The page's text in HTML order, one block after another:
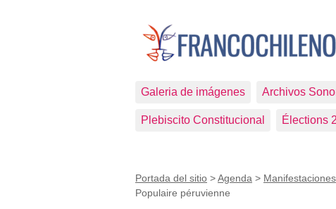
Galeria de imágenes Archivos
Plebiscito Constitucional Élections
Portada del sitio >Agenda >
Populaire péruvienne